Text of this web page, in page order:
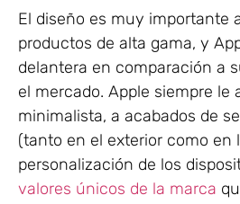
El diseño es muy importante
productos de alta gama, y
delantera en comparación a
el mercado. Apple siempre le
minimalista, a acabados de
(tanto en el exterior como en
personalización de los
valores únicos de la marca